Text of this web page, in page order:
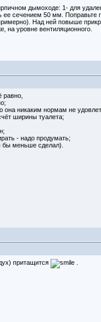
дымоходе: 1- для
ее сечением 50 мм.
Над ней повыше
на уровне вентиляционного.
равно,
она никаким нормам не
ширины туалета;
- надо продумать;
меньше сделал).
притащится .